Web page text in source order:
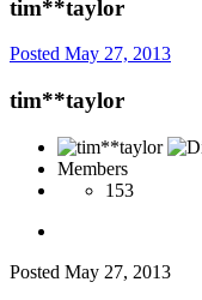
tim**taylor
Posted May 27, 2013
tim**taylor
Members
153
Posted May 27, 2013